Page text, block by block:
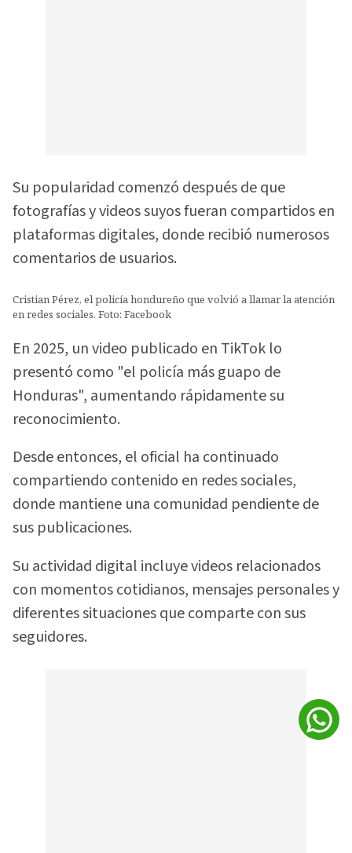
Su popularidad comenzó después de que
fotografías y videos suyos fueran compartidos en
plataformas digitales, donde recibió numerosos
comentarios de usuarios.
Cristian Pérez, el policía hondureño que volvió a llamar la atención
en redes sociales. Foto: Facebook
En 2025, un video publicado en TikTok lo
presentó como "el policía más guapo de
Honduras", aumentando rápidamente su
reconocimiento.
Desde entonces, el oficial ha continuado
compartiendo contenido en redes sociales,
donde mantiene una comunidad pendiente de
sus publicaciones.
Su actividad digital incluye videos relacionados
con momentos cotidianos, mensajes personales y
diferentes situaciones que comparte con sus
seguidores.